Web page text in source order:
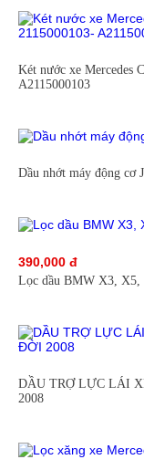
Két nước xe Mercedes
A2115000103
Dầu nhớt máy động cơ
390,000 đ
Lọc dầu BMW X3, X5,
DẦU TRỢ LỰC LÁI
2008